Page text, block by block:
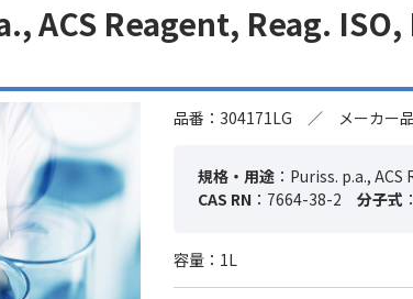
ACS Reagent, Reag.
品番：304171LG ／ メーカー
規格・用途 ：Puriss. p.a.,
CAS RN ：7664-38-2 分子式
容量：1L